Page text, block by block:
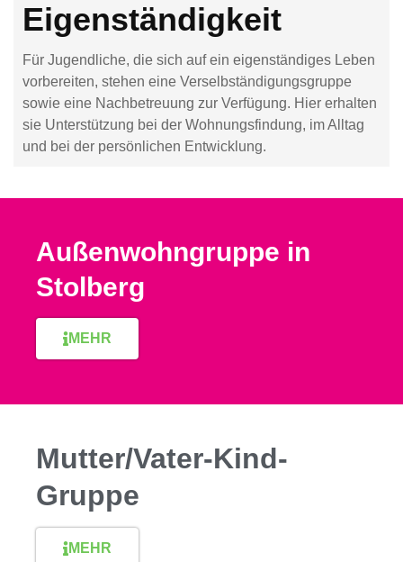
Eigenständigkeit
Für Jugendliche, die sich auf ein eigenständiges Leben
vorbereiten, stehen eine Verselbständigungsgruppe
sowie eine Nachbetreuung zur Verfügung. Hier erhalten
sie Unterstützung bei der Wohnungsfindung, im Alltag
und bei der persönlichen Entwicklung.
Außenwohngruppe in
Stolberg
MEHR
Mutter/Vater-Kind-
Gruppe
MEHR